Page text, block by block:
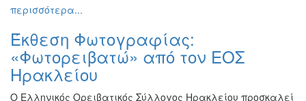
Διάφορες
Εκδηλώσεις
για
Παιδιά
Άλλες
περισσότερα...
Έκθεση Φωτογραφίας:
«Φωτορειβατώ» από τον ΕΟΣ
Ηρακλείου
Ο Ελληνικός Ορειβατικός Σύλλογος Ηρακλείου προσκαλεί